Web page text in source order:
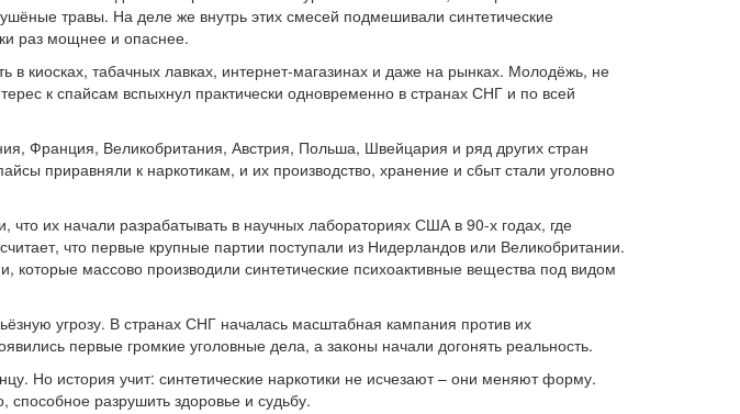
травы. На деле же внутрь этих смесей подмешивали синтетические
раз мощнее и опаснее.
в киосках, табачных лавках, интернет-магазинах и даже на рынках. Молодёжь, не
к спайсам вспыхнул практически одновременно в странах СНГ и по всей
Франция, Великобритания, Австрия, Польша, Швейцария и ряд других стран
приравняли к наркотикам, и их производство, хранение и сбыт стали уголовно
их начали разрабатывать в научных лабораториях США в 90-х годах, где
что первые крупные партии поступали из Нидерландов или Великобритании.
которые массово производили синтетические психоактивные вещества под видом
угрозу. В странах СНГ началась масштабная кампания против их
первые громкие уголовные дела, а законы начали догонять реальность.
Но история учит: синтетические наркотики не исчезают – они меняют форму.
способное разрушить здоровье и судьбу.